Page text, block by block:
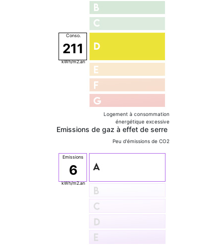
211
Logement à consommation
énergétique excessive
Emissions de gaz à effet de serre
Peu d'émissions de CO2
6